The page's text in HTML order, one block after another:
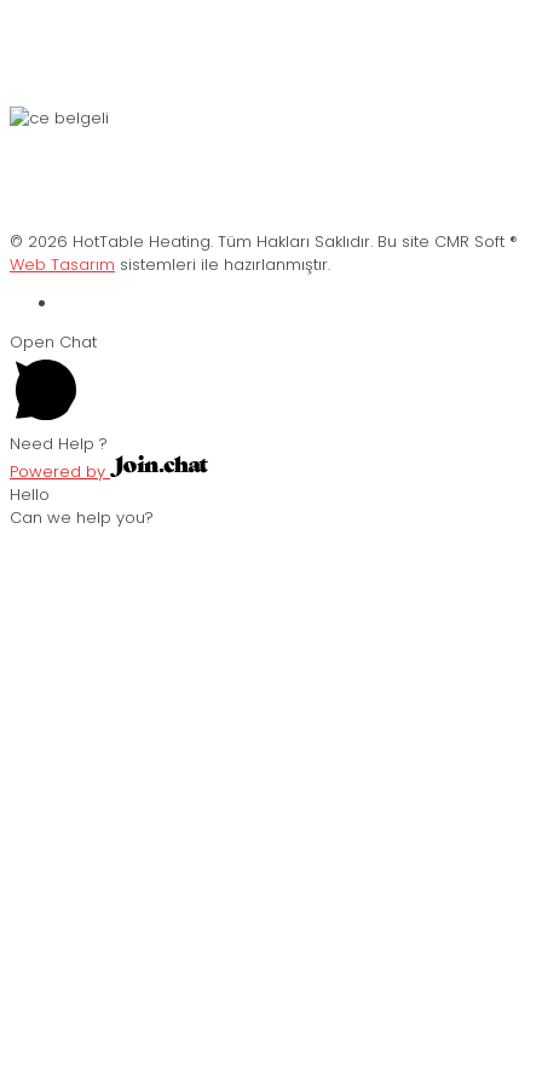
© 2026 HotTable Heating. Tüm Hakları Saklıdır. Bu site CMR Soft ®️
Web Tasarım sistemleri ile hazırlanmıştır.
Open Chat
Need Help ?
Powered by
Hello
Can we help you?